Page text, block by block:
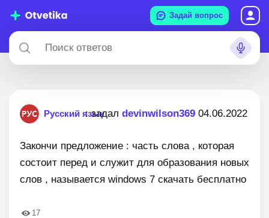
Задай вопрос
Русский язык
: задал devinwilson369 04.06.2022
Закончи предложение : часть слова , которая
состоит перед и служит для образования новых
слов , называется windows 7 скачать бесплатно
17